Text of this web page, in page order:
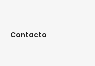
Contacto